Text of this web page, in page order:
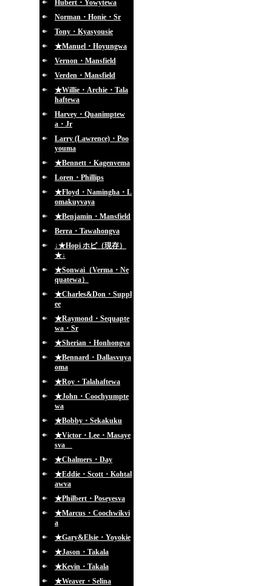
Hubert・Yowytewa
Norman・Honie・Sr
Tony・Kyasyousie
★Manuel・Hoyungwa
Vernon・Mansfield
Verden・Mansfield
★Willie・Archie・Tala
haftewa
Harvey・Quanimptew
a・Jr
Larry (Lawrence)・Poo
youma
★Bennett・Kagenvema
Loren・Phillips
★Floyd・Namingha・L
omakuyvaya
★Benjamin・Mansfield
Berra・Tawahongva
↓★Hopi ホピ（現存）
★↓
★Sonwai（Verma・Ne
quatewa）
★Charles&Don・Suppl
ee
★Raymond・Sequapte
wa・Sr
★Sherian・Honhongva
★Bennard・Dallasvuya
oma
★Roy・Talahaftewa
★John・Coochyumpte
wa
★Bobby・Sekakuku
★Victor・Lee・Masaye
sva
★Chalmers・Day
★Eddie・Scott・Kohtal
awva
★Philbert・Poseyesva
★Marcus・Coochwikvi
a
★Gary&Elsie・Yoyokie
★Jason・Takala
★Kevin・Takala
★Weaver・Selina